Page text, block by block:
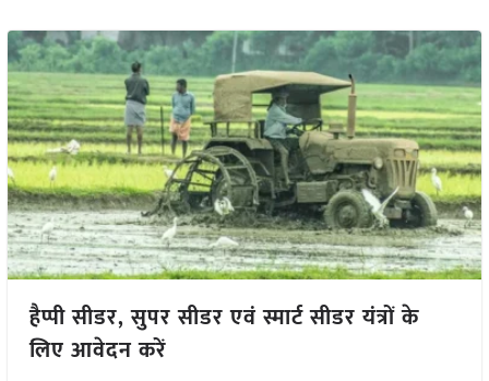
हैप्पी सीडर, सुपर सीडर एवं स्मार्ट सीडर यंत्रों के
लिए आवेदन करें